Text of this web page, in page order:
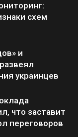
схем
и
украинцев
что заставит
переговоров